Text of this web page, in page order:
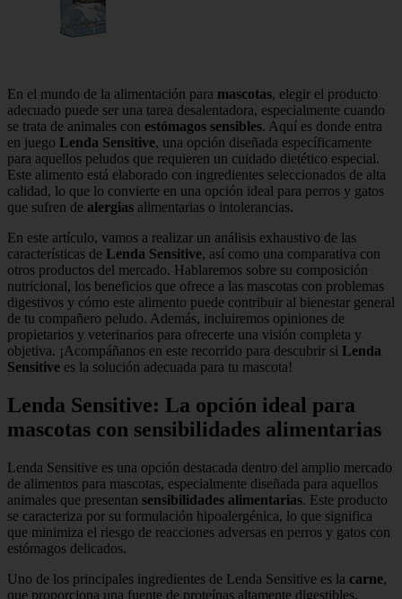
En el mundo de la alimentación para mascotas, elegir el producto
adecuado puede ser una tarea desalentadora, especialmente cuando
se trata de animales con estómagos sensibles. Aquí es donde entra
en juego Lenda Sensitive, una opción diseñada específicamente
para aquellos peludos que requieren un cuidado dietético especial.
Este alimento está elaborado con ingredientes seleccionados de alta
calidad, lo que lo convierte en una opción ideal para perros y gatos
que sufren de alergias alimentarias o intolerancias.
En este artículo, vamos a realizar un análisis exhaustivo de las
características de Lenda Sensitive, así como una comparativa con
otros productos del mercado. Hablaremos sobre su composición
nutricional, los beneficios que ofrece a las mascotas con problemas
digestivos y cómo este alimento puede contribuir al bienestar general
de tu compañero peludo. Además, incluiremos opiniones de
propietarios y veterinarios para ofrecerte una visión completa y
objetiva. ¡Acompáñanos en este recorrido para descubrir si Lenda
Sensitive es la solución adecuada para tu mascota!
Lenda Sensitive: La opción ideal para
mascotas con sensibilidades alimentarias
Lenda Sensitive es una opción destacada dentro del amplio mercado
de alimentos para mascotas, especialmente diseñada para aquellos
animales que presentan sensibilidades alimentarias. Este producto
se caracteriza por su formulación hipoalergénica, lo que significa
que minimiza el riesgo de reacciones adversas en perros y gatos con
estómagos delicados.
Uno de los principales ingredientes de Lenda Sensitive es la carne,
que proporciona una fuente de proteínas altamente digestibles.